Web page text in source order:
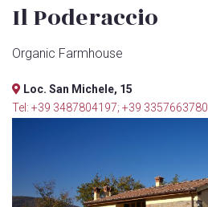
Il Poderaccio
Organic Farmhouse
Loc. San Michele, 15
Tel: +39 3487804197; +39 3357663780